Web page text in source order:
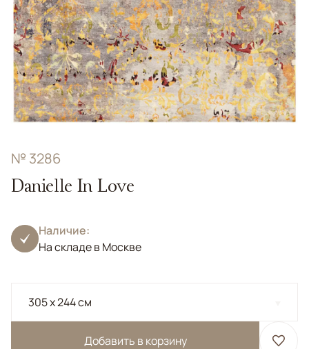
№ 3286
Danielle In Love
Наличие:
На складе в Москве
305 x 244 см
Добавить в корзину